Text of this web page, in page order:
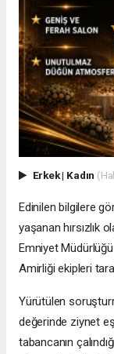
Erkek| Kadın
Edinilen bilgilere
yaşanan hırsızlık
Emniyet Müdürlüğü
Amirliği ekipleri
Yürütülen
değerinde ziynet
tabancanın